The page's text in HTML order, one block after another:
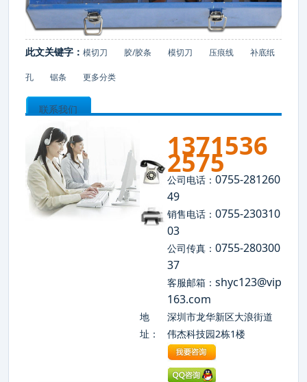
此文关键字： 模切刀 胶/胶条 模切刀 压痕线 补底纸
孔 锯条 更多分类
联系我们
1371536
2575
公司电话： 0755-281260
49
销售电话： 0755-230310
03
公司传真： 0755-280300
37
客服邮箱： shyc123@vip
163.com
地
址：
深圳市龙华新区大浪街道
伟杰科技园2栋1楼